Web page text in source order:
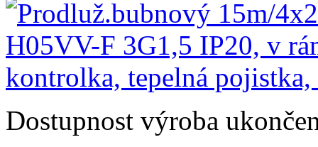
Dostupnost výroba